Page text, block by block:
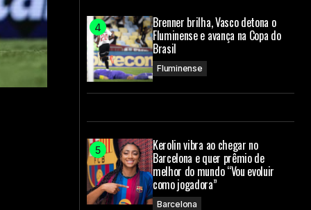
Brenner brilha, Vasco detona o
Fluminense e avança na Copa do
Brasil
Fluminense
Kerolin vibra ao chegar no
Barcelona e quer prêmio de
melhor do mundo “Vou evoluir
como jogadora”
Barcelona